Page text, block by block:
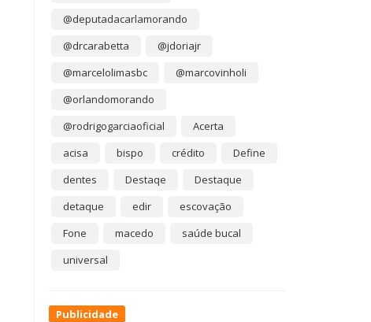
@deputadacarlamorando
@drcarabetta
@jdoriajr
@marcelolimasbc
@marcovinholi
@orlandomorando
@rodrigogarciaoficial
Acerta
acisa
bispo crédito
Define
dentes
Destaqe
Destaque
detaque
edir
escovação
Fone
macedo
saúde bucal
universal
Publicidade